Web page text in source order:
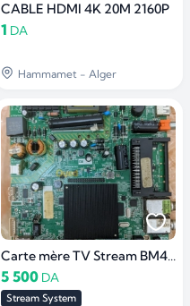
CABLE HDMI 4K 20M 2160P
1 DA
Hammamet - Alger
Carte mère TV Stream BM40L81+ Smart
5 500 DA
Stream System